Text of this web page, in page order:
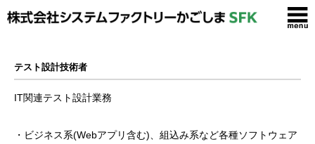
テスト設計技術者
IT関連テスト設計業務
・ビジネス系(Webアプリ含む)、組込み系など各種ソフトウェア